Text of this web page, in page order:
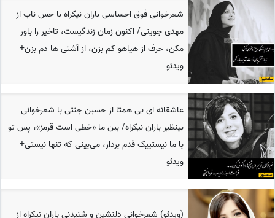
شعرخوانی فوق احساسی باران نیکراه با حس ناب از
مهدی جوینی/ اکنون زمان زندگیست، تاخیر را باور
مکن، حرف از هیاهو کم بزن، از آشتی ها دم بزن+
ویدئو
عاشقانه ای بی همتا از حسین جنتی با شعرخوانی
بینظیر باران نیکراه/ بین ما «خطی است قرمز»، پس تو
با ما نیستییک قدم بردار، می‌بینی که تنها نیستی+
ویدئو
(ویدئو) شعرخوانی دلنشین و شنیدنی باران نیکراه از